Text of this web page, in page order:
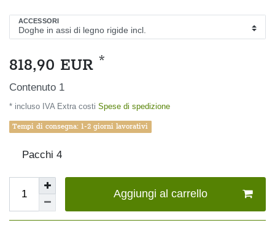
ACCESSORI
818,90 EUR *
Contenuto 1
* incluso IVA Extra costi Spese di spedizione
Tempi di consegna: 1-2 giorni lavorativi
Pacchi 4
Aggiungi al carrello